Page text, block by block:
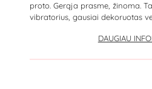
proto. Gerąja prasme, žinoma.
vibratorius, gausiai dekoruotas
DAUGIAU